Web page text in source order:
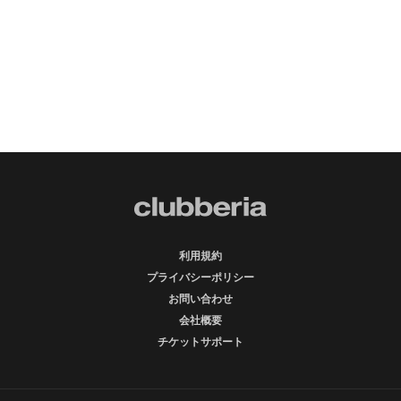
利用規約
プライバシーポリシー
お問い合わせ
会社概要
チケットサポート